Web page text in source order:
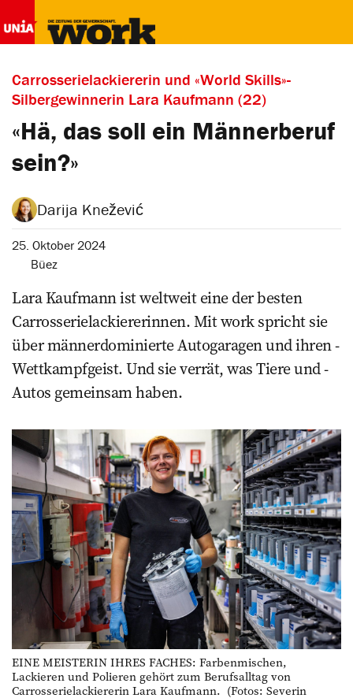
Carrosserielackiererin und «World Skills»-
Silbergewinnerin Lara Kaufmann (22)
«Hä, das soll ein Männerberuf
sein?»­
Darija Knežević
25. Oktober 2024
Büez
Lara Kaufmann ist weltweit eine der besten
Carrosserielackiererinnen. Mit work spricht sie
über ­männerdominierte Autogaragen und ihren ­
Wettkampfgeist. Und sie ­verrät, was Tiere und ­
Autos gemeinsam haben.
EINE MEISTERIN IHRES FACHES: Farbenmischen,
Lackieren und Polieren gehört zum Berufsalltag von
Carrosserielackiererin Lara Kaufmann. (Fotos: Severin